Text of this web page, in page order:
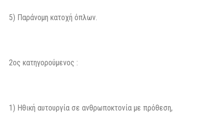
5) Παράνομη κατοχή όπλων.
2ος κατηγορούμενος :
1) Ηθική αυτουργία σε ανθρωποκτονία με πρόθεση,